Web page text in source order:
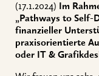
(17.1.2024)
Im
„Pathways to Self-
finanzieller
praxisorientierte
oder IT &